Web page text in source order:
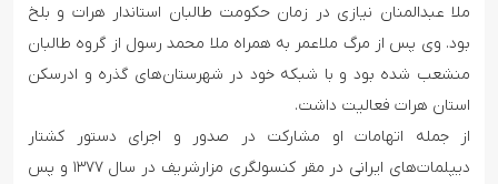
ملا عبدالمنان نیازی در زمان حکومت طالبان استاندار هرات و بلخ
بود. وی پس از مرگ ملاعمر به همراه ملا محمد رسول از گروه طالبان
منشعب شده بود و با شبکه خود در شهرستان‌های گذره و ادرسکن
استان هرات فعالیت داشت.
از جمله اتهامات او مشارکت در صدور و اجرای دستور کشتار
دیپلمات‌های ایرانی در مقر کنسولگری مزارشریف در سال ۱۳۷۷ و پس